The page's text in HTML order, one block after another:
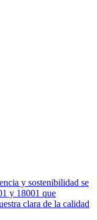
y sostenibilidad se
y 18001 que
clara de la calidad